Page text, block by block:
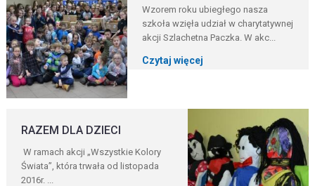
Wzorem roku ubiegłego nasza
szkoła wzięła udział w charytatywnej
akcji Szlachetna Paczka. W akc...
Czytaj więcej
RAZEM DLA DZIECI
W ramach akcji „Wszystkie Kolory
Świata”, która trwała od listopada
2016r. ...